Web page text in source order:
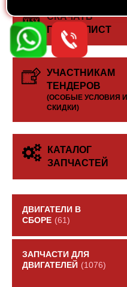
СКАЧАТЬ
ПРАЙС-ЛИСТ
УЧАСТНИКАМ
ТЕНДЕРОВ
(ОСОБЫЕ УСЛОВИЯ И
СКИДКИ)
КАТАЛОГ
ЗАПЧАСТЕЙ
ДВИГАТЕЛИ В
СБОРЕ (61)
ЗАПЧАСТИ ДЛЯ
ДВИГАТЕЛЕЙ (1076)